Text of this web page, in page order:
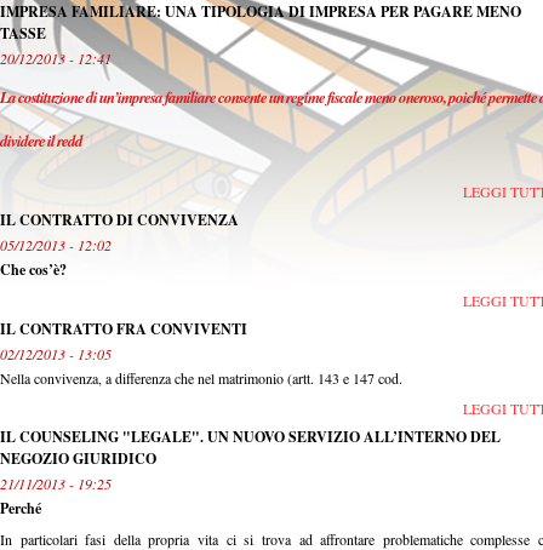
IMPRESA FAMILIARE: UNA TIPOLOGIA DI IMPRESA PER PAGARE MENO
TASSE
20/12/2013 - 12:41
La costituzione di un’impresa familiare consente un regime fiscale meno oneroso, poiché permette
dividere il redd
LEGGI
IL CONTRATTO DI CONVIVENZA
05/12/2013 - 12:02
Che cos’è?
LEGGI
IL CONTRATTO FRA CONVIVENTI
02/12/2013 - 13:05
Nella convivenza, a differenza che nel matrimonio (artt. 143 e 147 cod.
LEGGI
IL COUNSELING "LEGALE". UN NUOVO SERVIZIO ALL’INTERNO DEL
NEGOZIO GIURIDICO
21/11/2013 - 19:25
Perché
In particolari fasi della propria vita ci si trova ad affrontare problematiche complesse